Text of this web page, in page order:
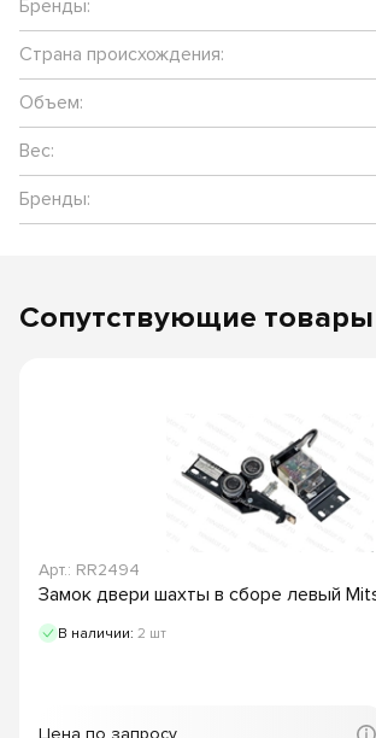
Бренды:
Страна происхождения:
Объем:
Вес:
Бренды:
Сопутствующие товары
Арт.: RR2494
Замок двери шахты в сборе левый
В наличии: 2 шт
Цена по запросу